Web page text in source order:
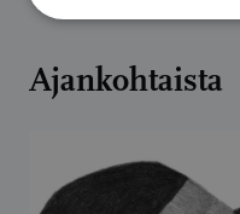
Ajankohtaista